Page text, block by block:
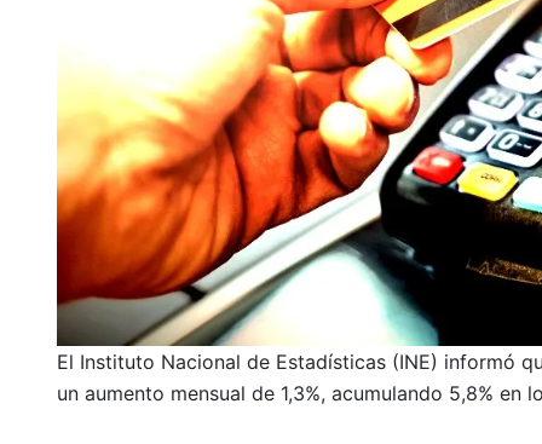
El Instituto Nacional de Estadísticas (INE) informó
un aumento mensual de 1,3%, acumulando 5,8% en